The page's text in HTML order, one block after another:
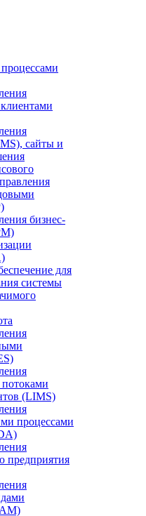
сайты и
бизнес-
для
системы
(LIMS)
процессами
предприятия